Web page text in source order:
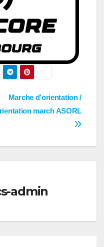
Marche d’orientation /
march ASORL
admin